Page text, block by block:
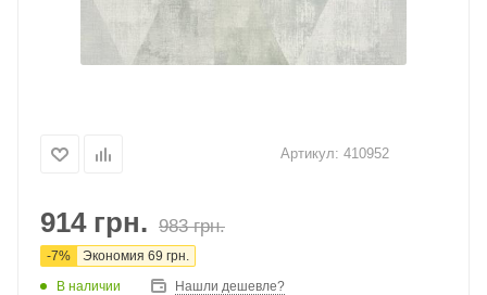
Артикул: 410952
914грн. 983грн.
-7% Экономия 69 грн.
В наличии
Нашли дешевле?